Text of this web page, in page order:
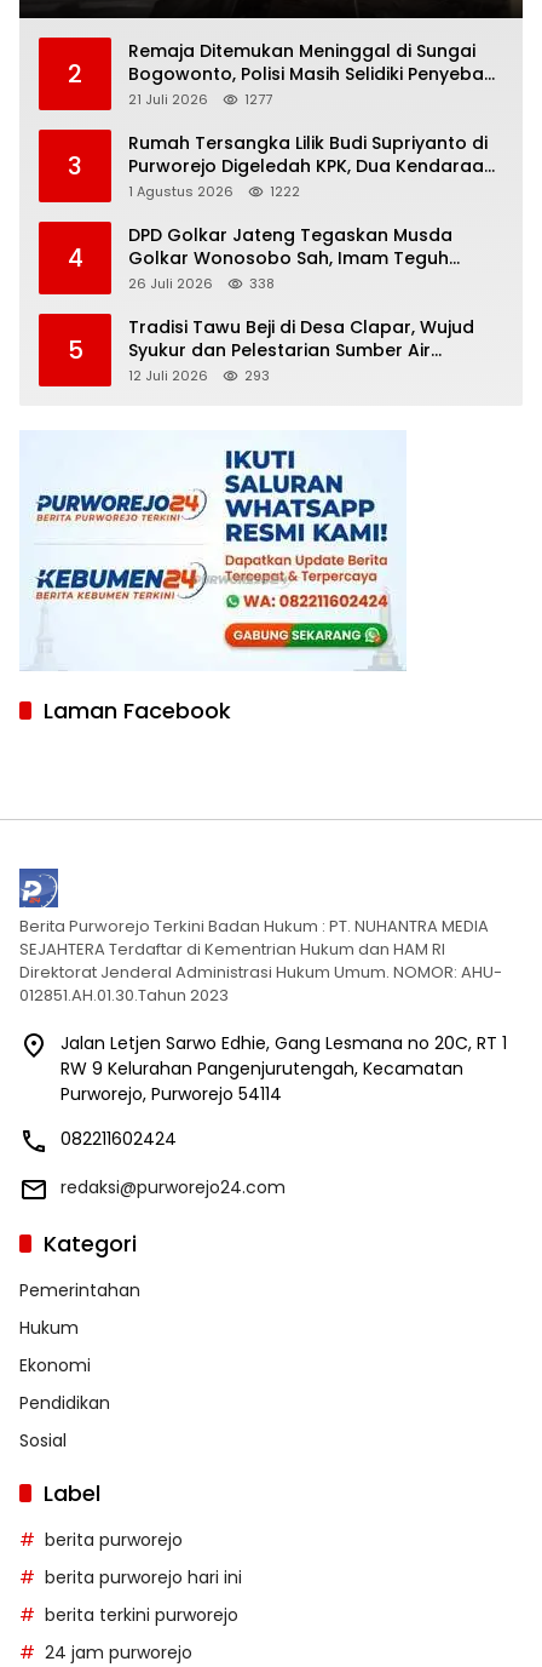
2
Remaja Ditemukan Meninggal di Sungai
Bogowonto, Polisi Masih Selidiki Penyebab
Kematian
21 Juli 2026 1277
3
Rumah Tersangka Lilik Budi Supriyanto di
Purworejo Digeledah KPK, Dua Kendaraan
Diamankan
1 Agustus 2026 1222
4
DPD Golkar Jateng Tegaskan Musda
Golkar Wonosobo Sah, Imam Teguh
Purnomo Terpilih Secara Aklamasi
26 Juli 2026 338
5
Tradisi Tawu Beji di Desa Clapar, Wujud
Syukur dan Pelestarian Sumber Air
Kehidupan yang Tak Pernah Kering
12 Juli 2026 293
Laman Facebook
Berita Purworejo Terkini Badan Hukum : PT. NUHANTRA MEDIA
SEJAHTERA Terdaftar di Kementrian Hukum dan HAM RI
Direktorat Jenderal Administrasi Hukum Umum. NOMOR: AHU-
012851.AH.01.30.Tahun 2023
Jalan Letjen Sarwo Edhie, Gang Lesmana no 20C, RT 1
RW 9 Kelurahan Pangenjurutengah, Kecamatan
Purworejo, Purworejo 54114
082211602424
redaksi@purworejo24.com
Kategori
Pemerintahan
Hukum
Ekonomi
Pendidikan
Sosial
Label
berita purworejo
berita purworejo hari ini
berita terkini purworejo
24 jam purworejo